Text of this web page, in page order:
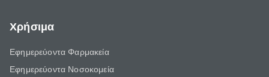
Χρήσιμα
Εφημερεύοντα Φαρμακεία
Εφημερεύοντα Νοσοκομεία